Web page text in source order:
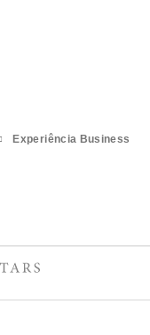
Experiência Business